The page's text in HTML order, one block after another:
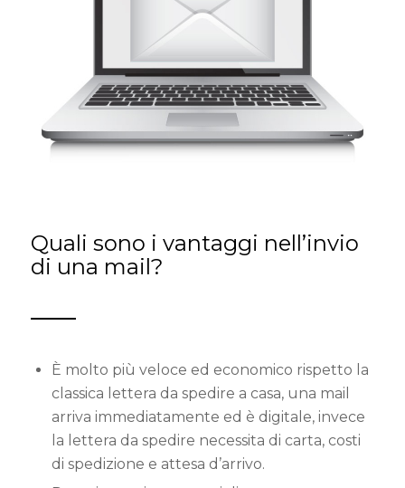
Quali sono i vantaggi nell’invio
di una mail?
È molto più veloce ed economico rispetto la
classica lettera da spedire a casa, una mail
arriva immediatamente ed è digitale, invece
la lettera da spedire necessita di carta, costi
di spedizione e attesa d’arrivo.